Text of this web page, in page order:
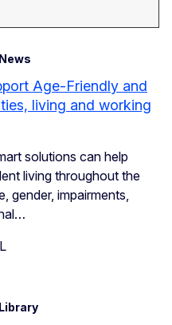
News
Age-Friendly and
living and working
solutions can help
living throughout the
gender, impairments,
Library